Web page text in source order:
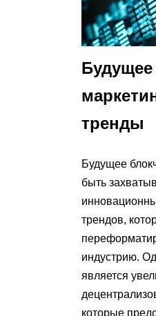
Будущее
тренды
Будущее
быть
трендов,
индустрию.
является
которые